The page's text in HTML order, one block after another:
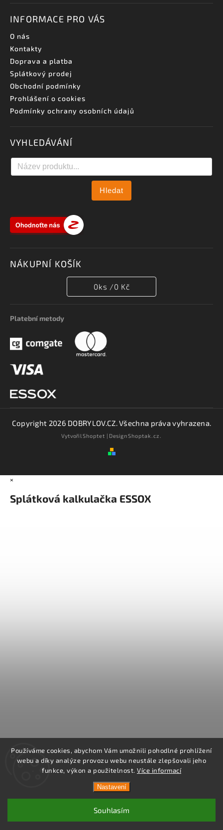
Používáme cookies, abychom Vám umožnili pohodlné prohlížení
webu a díky analýze provozu webu neustále zlepšovali jeho
funkce, výkon a použitelnost. Více informací
Nastavení
Souhlasím
INFORMACE PRO VÁS
O nás
Kontakty
Doprava a platba
Splátkový prodej
Obchodní podmínky
Prohlášení o cookies
Podmínky ochrany osobních údajů
VYHLEDÁVÁNÍ
Hledat
NÁKUPNÍ KOŠÍK
0ks /0 Kč
Platební metody
Copyright 2026 DOBRYLOV.CZ . Všechna práva vyhrazena.
VytvořilShoptet | DesignShoptak.cz.
×
Splátková kalkulačka ESSOX